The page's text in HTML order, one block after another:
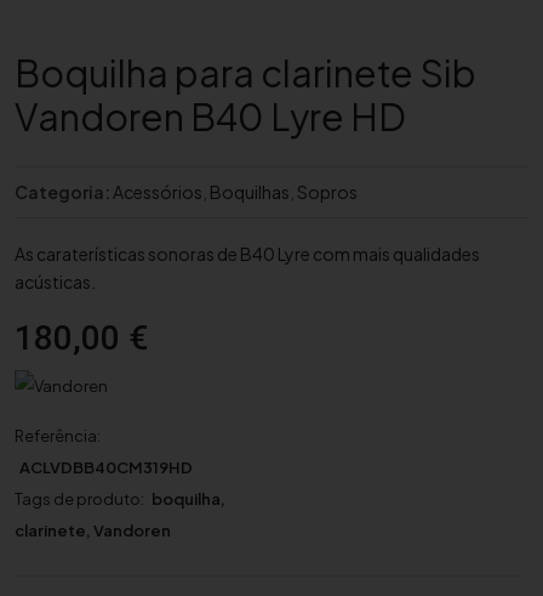
Boquilha para clarinete Sib
Vandoren B40 Lyre HD
Categoria: Acessórios Boquilhas Sopros
As caraterísticas sonoras de B40 Lyre com mais qualidades
acústicas.
180,00 €
Referência:
ACLVDBB40CM319HD
Tags de produto: boquilha
clarinete Vandoren